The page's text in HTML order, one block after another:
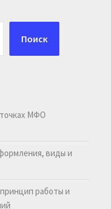
Поиск
МФО
виды и
работы и